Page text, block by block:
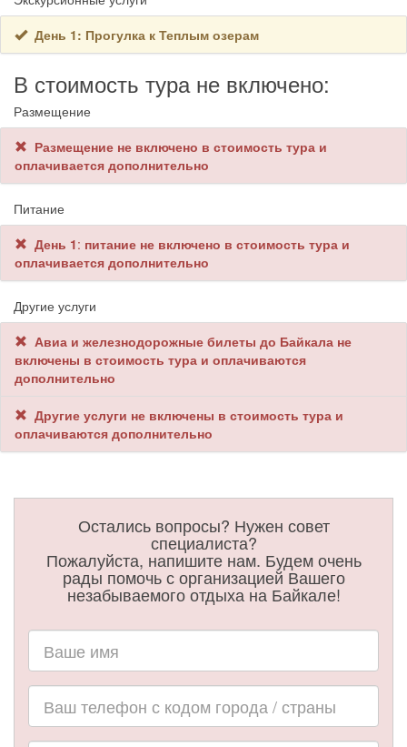
День 1: Прогулка к Теплым озерам
В стоимость тура не включено:
Размещение
Размещение не включено в стоимость тура и
оплачивается дополнительно
Питание
День 1: питание не включено в стоимость тура и
оплачивается дополнительно
Другие услуги
Авиа и железнодорожные билеты до Байкала не
включены в стоимость тура и оплачиваются
дополнительно
Другие услуги не включены в стоимость тура и
оплачиваются дополнительно
Остались вопросы? Нужен совет
специалиста?
Пожалуйста, напишите нам. Будем очень
рады помочь с организацией Вашего
незабываемого отдыха на Байкале!